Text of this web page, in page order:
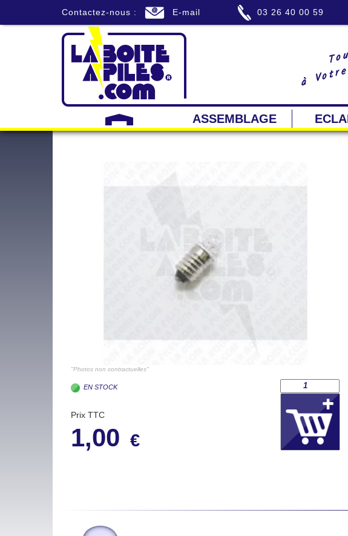
Contactez-nous : E-mail 03 26 40 00 59
à
ASSEMBLAGE
"Photos non contractuelles"
EN STOCK
Prix TTC
1,00 €